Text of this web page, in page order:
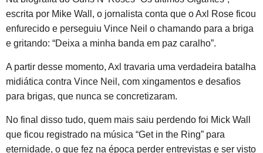
escrita por Mike Wall, o jornalista conta que o Axl Rose ficou
enfurecido e perseguiu Vince Neil o chamando para a briga
e gritando: “Deixa a minha banda em paz caralho”.
A partir desse momento, Axl travaria uma verdadeira batalha
midiática contra Vince Neil, com xingamentos e desafios
para brigas, que nunca se concretizaram.
No final disso tudo, quem mais saiu perdendo foi Mick Wall
que ficou registrado na música “Get in the Ring” para
eternidade, o que fez na época perder entrevistas e ser visto